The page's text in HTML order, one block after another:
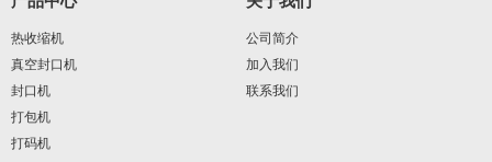
热收缩机
真空封口机
封口机
打包机
打码机
公司简介
加入我们
联系我们